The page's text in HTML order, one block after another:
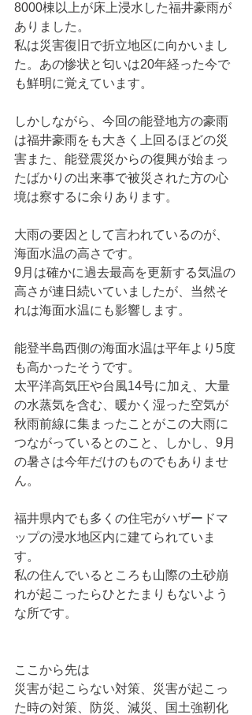
8000棟以上が床上浸水した福井豪雨が
ありました。
私は災害復旧で折立地区に向かいまし
た。あの惨状と匂いは20年経った今で
も鮮明に覚えています。
しかしながら、今回の能登地方の豪雨
は福井豪雨をも大きく上回るほどの災
害また、能登震災からの復興が始まっ
たばかりの出来事で被災された方の心
境は察するに余りあります。
大雨の要因として言われているのが、
海面水温の高さです。
9月は確かに過去最高を更新する気温の
高さが連日続いていましたが、当然そ
れは海面水温にも影響します。
能登半島西側の海面水温は平年より5度
も高かったそうです。
太平洋高気圧や台風14号に加え、大量
の水蒸気を含む、暖かく湿った空気が
秋雨前線に集まったことがこの大雨に
つながっているとのこと、しかし、9月
の暑さは今年だけのものでもありませ
ん。
福井県内でも多くの住宅がハザードマ
ップの浸水地区内に建てられていま
す。
私の住んでいるところも山際の土砂崩
れが起こったらひとたまりもないよう
な所です。
ここから先は
災害が起こらない対策、災害が起こっ
た時の対策、防災、減災、国土強靭化